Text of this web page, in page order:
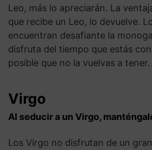
Leo, más lo apreciarán. La
que recibe un Leo, lo devuelve.
encuentran desafiante la
disfruta del tiempo que estás
posible que no la vuelvas a tener.
Virgo
Al seducir a un Virgo,
Los Virgo no disfrutan de un